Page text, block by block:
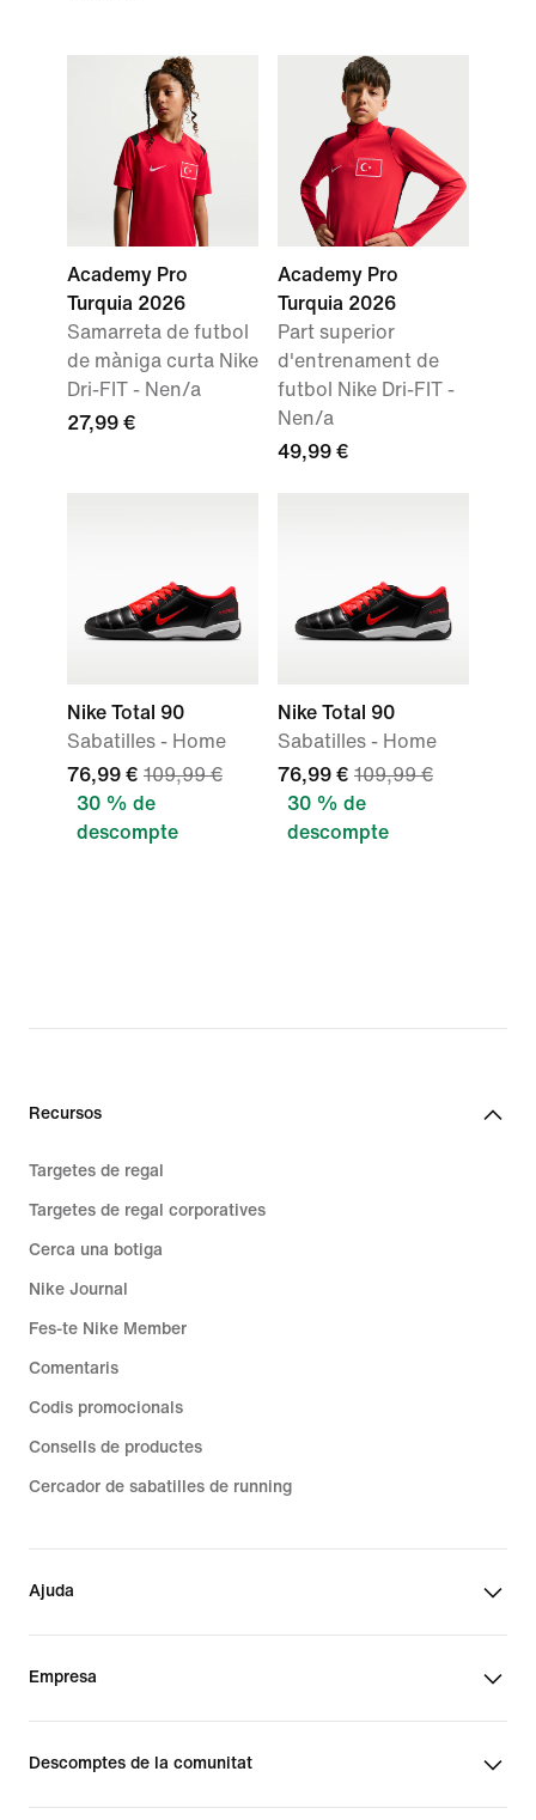
Academy Pro
Turquia 2026
Samarreta de futbol
de màniga curta Nike
Dri-FIT - Nen/a
27,99 €
Academy Pro
Turquia 2026
Part superior
d'entrenament de
futbol Nike Dri-FIT -
Nen/a
49,99 €
Nike Total 90
Sabatilles - Home
76,99 € 109,99 €
30 % de
descompte
Nike Total 90
Sabatilles - Home
76,99 € 109,99 €
30 % de
descompte
Recursos
Targetes de regal
Targetes de regal corporatives
Cerca una botiga
Nike Journal
Fes-te Nike Member
Comentaris
Codis promocionals
Consells de productes
Cercador de sabatilles de running
Ajuda
Empresa
Descomptes de la comunitat